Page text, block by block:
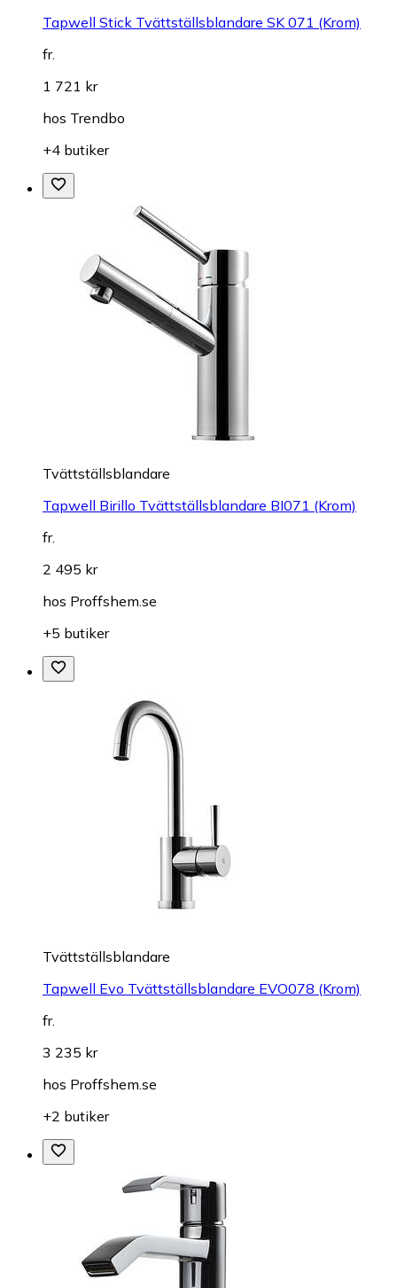
Tapwell Stick Tvättställsblandare SK 071 (Krom)
fr.
1 721 kr
hos Trendbo
+4 butiker
Tvättställsblandare
Tapwell Birillo Tvättställsblandare BI071 (Krom)
fr.
2 495 kr
hos Proffshem.se
+5 butiker
Tvättställsblandare
Tapwell Evo Tvättställsblandare EVO078 (Krom)
fr.
3 235 kr
hos Proffshem.se
+2 butiker